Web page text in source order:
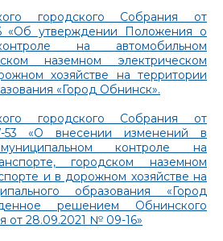
городского Собрания от
утверждении Положения о
на автомобильном
наземном электрическом
хозяйстве на территории
«Город Обнинск».
городского Собрания от
«О внесении изменений в
контроле на
городском наземном
и в дорожном хозяйстве на
образования «Город
решением Обнинского
от 28.09.2021 № 09-16»